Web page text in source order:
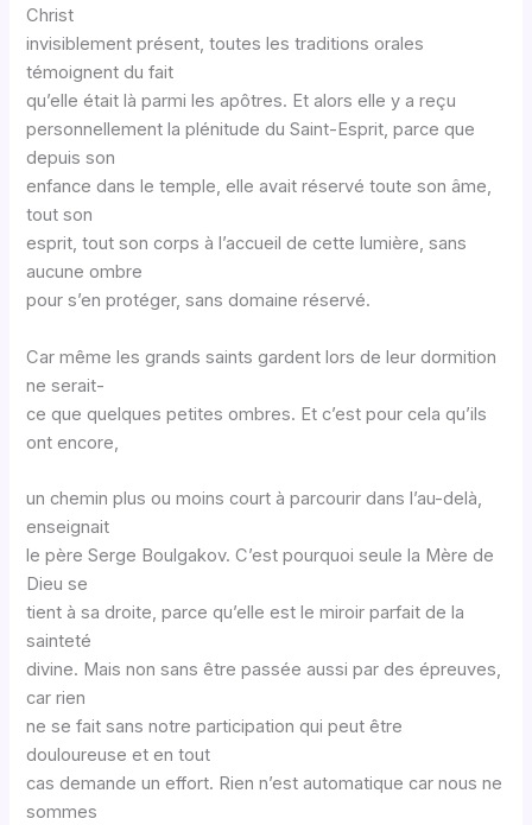
Christ
invisiblement présent, toutes les traditions orales
témoignent du fait
qu’elle était là parmi les apôtres. Et alors elle y a reçu
personnellement la plénitude du Saint-Esprit, parce que
depuis son
enfance dans le temple, elle avait réservé toute son âme,
tout son
esprit, tout son corps à l’accueil de cette lumière, sans
aucune ombre
pour s’en protéger, sans domaine réservé.
Car même les grands saints gardent lors de leur dormition
ne serait-
ce que quelques petites ombres. Et c’est pour cela qu’ils
ont encore,
un chemin plus ou moins court à parcourir dans l’au-delà,
enseignait
le père Serge Boulgakov. C’est pourquoi seule la Mère de
Dieu se
tient à sa droite, parce qu’elle est le miroir parfait de la
sainteté
divine. Mais non sans être passée aussi par des épreuves,
car rien
ne se fait sans notre participation qui peut être
douloureuse et en tout
cas demande un effort. Rien n’est automatique car nous ne
sommes